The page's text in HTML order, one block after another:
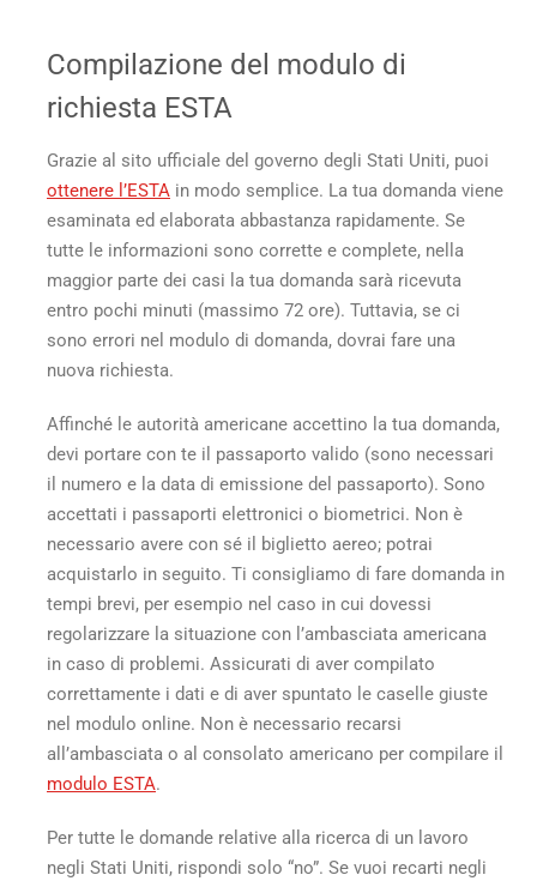
Compilazione del modulo di
richiesta ESTA
Grazie al sito ufficiale del governo degli Stati Uniti, puoi
ottenere l’ESTA in modo semplice. La tua domanda viene
esaminata ed elaborata abbastanza rapidamente. Se
tutte le informazioni sono corrette e complete, nella
maggior parte dei casi la tua domanda sarà ricevuta
entro pochi minuti (massimo 72 ore). Tuttavia, se ci
sono errori nel modulo di domanda, dovrai fare una
nuova richiesta.
Affinché le autorità americane accettino la tua domanda,
devi portare con te il passaporto valido (sono necessari
il numero e la data di emissione del passaporto). Sono
accettati i passaporti elettronici o biometrici. Non è
necessario avere con sé il biglietto aereo; potrai
acquistarlo in seguito. Ti consigliamo di fare domanda in
tempi brevi, per esempio nel caso in cui dovessi
regolarizzare la situazione con l’ambasciata americana
in caso di problemi. Assicurati di aver compilato
correttamente i dati e di aver spuntato le caselle giuste
nel modulo online. Non è necessario recarsi
all’ambasciata o al consolato americano per compilare il
modulo ESTA.
Per tutte le domande relative alla ricerca di un lavoro
negli Stati Uniti, rispondi solo “no”. Se vuoi recarti negli